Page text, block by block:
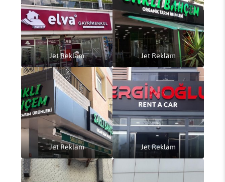
Jet Reklam Jet Reklam
Jet Reklam Jet Reklam